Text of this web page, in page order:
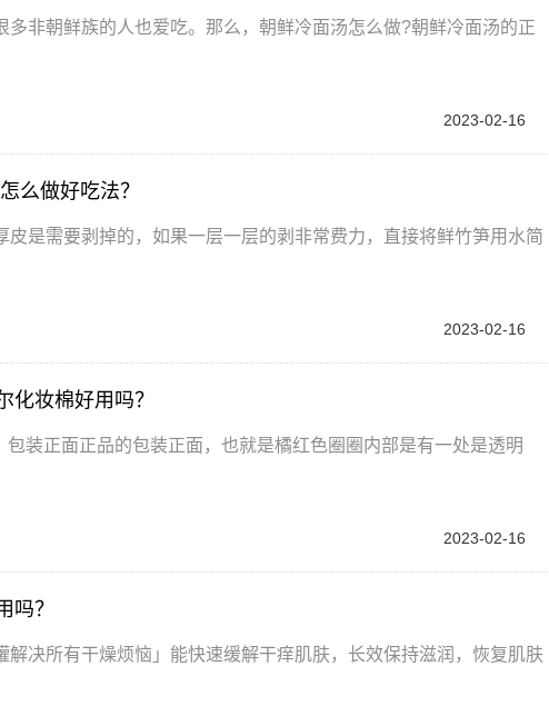
非朝鲜族的人也爱吃。那么，朝鲜冷面汤怎么做?朝鲜冷面汤的正
2023-02-16
么做好吃法？
是需要剥掉的，如果一层一层的剥非常费力，直接将鲜竹笋用水简
2023-02-16
化妆棉好用吗？
装正面正品的包装正面，也就是橘红色圈圈内部是有一处是透明
2023-02-16
吗？
决所有干燥烦恼」能快速缓解干痒肌肤，长效保持滋润，恢复肌肤